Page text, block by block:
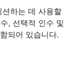
하는 데 사용할
, 선택적 인수 및
되어 있습니다.